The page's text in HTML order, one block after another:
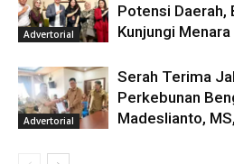
Advertorial
Potensi Daerah,
Kunjungi
Advertorial
Serah Terima
Perkebunan
Madeslianto,